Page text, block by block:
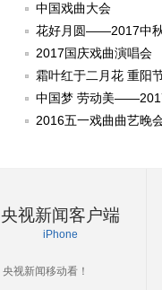
中国戏曲大会
花好月圆——2017中
2017国庆戏曲演唱会
霜叶红于二月花 重阳
中国梦 劳动美
2016五一戏曲曲艺晚
央视新闻客户端
iPhone
央视新闻移动看！